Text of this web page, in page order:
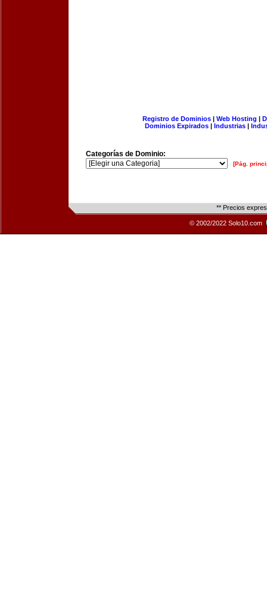
Registro de Dominios| Web Hosting |
Dominios Expirados | Industrias |
Categorías de Dominio:
[Pág.
** Precios
© 2002/2022 Solo10.com